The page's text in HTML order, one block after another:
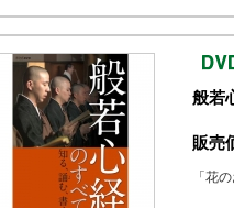
般若
販売
「花